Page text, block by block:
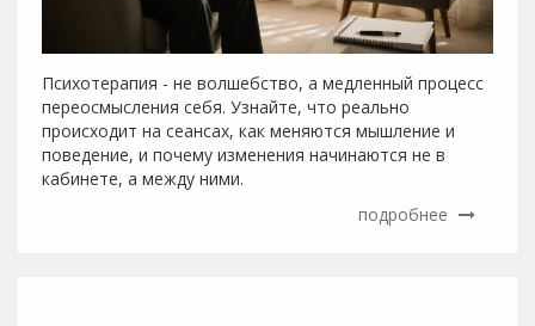
Психотерапия - не волшебство, а медленный процесс
переосмысления себя. Узнайте, что реально
происходит на сеансах, как меняются мышление и
поведение, и почему изменения начинаются не в
кабинете, а между ними.
подробнее